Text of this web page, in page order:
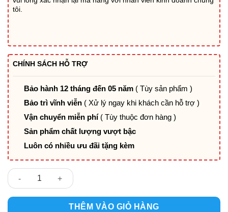
tôi.
CHÍNH SÁCH HỖ TRỢ
Bảo hành 12 tháng đến 05 năm ( Tùy sản phẩm )
Bảo trì vĩnh viễn ( Xử lý ngay khi khách cần hỗ trợ )
Vận chuyển miễn phí ( Tùy thuộc đơn hàng )
Sản phẩm chất lượng vượt bậc
Luôn có nhiều ưu đãi tặng kèm
DT1680H26 - DT1890H26 số lượng
THÊM VÀO GIỎ HÀNG